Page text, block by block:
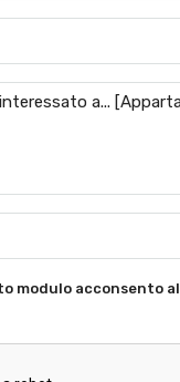
modulo acconsento al